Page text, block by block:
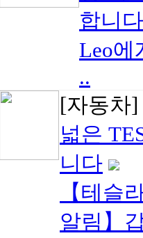
합니
Leo
..
[자동차]
넓은
니다
【테슬
알림】